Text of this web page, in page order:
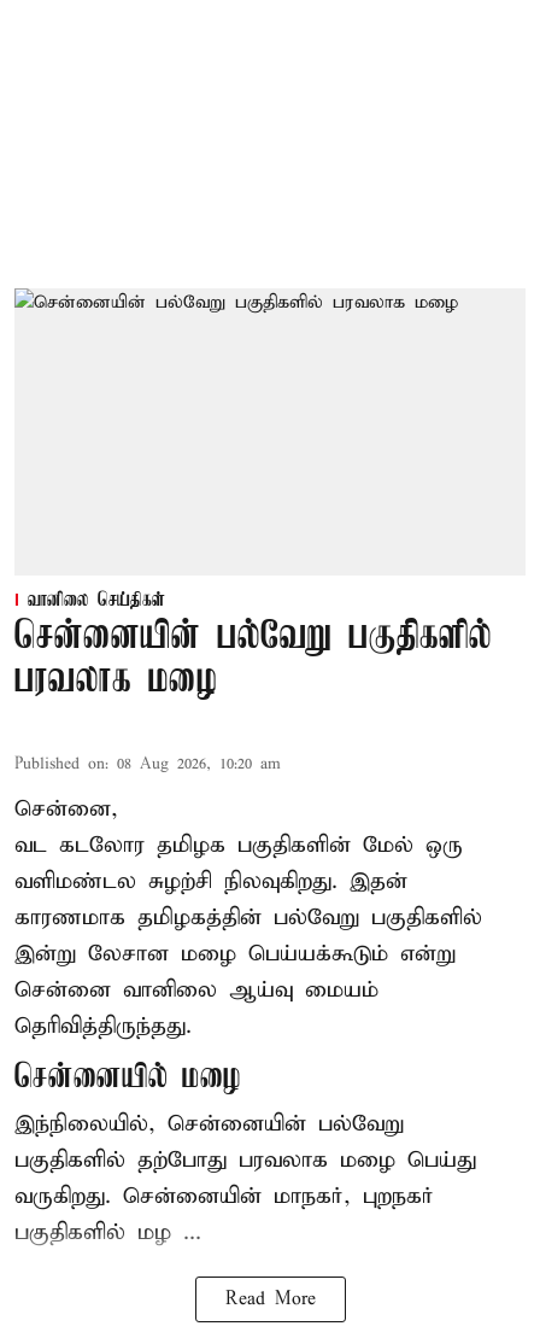
வானிலை செய்திகள்
சென்னையின் பல்வேறு பகுதிகளில்
பரவலாக மழை
Published on: 08 Aug 2026, 10:20 am
சென்னை,
வட கடலோர தமிழக பகுதிகளின் மேல் ஒரு
வளிமண்டல சுழற்சி நிலவுகிறது. இதன்
காரணமாக தமிழகத்தின் பல்வேறு பகுதிகளில்
இன்று லேசான மழை பெய்யக்கூடும் என்று
சென்னை வானிலை ஆய்வு மையம்
தெரிவித்திருந்தது.
சென்னையில் மழை
இந்நிலையில், சென்னையின் பல்வேறு
பகுதிகளில் தற்போது பரவலாக மழை பெய்து
வருகிறது. சென்னையின் மாநகர், புறநகர்
பகுதிகளில் மழ ...
Read More